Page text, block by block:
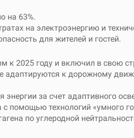
на 63%.
на электроэнергию и
для жителей и гостей.
к 2025 году и включил в свою
адаптируются к дорожному
за счет адаптивного
помощью технологий «умного
по углеродной